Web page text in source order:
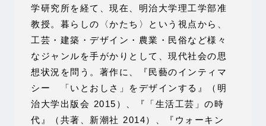
学研究所を経て、現在、明治大学理工学部准
教授。暮らしの〈かたち〉という視点から、
工芸・建築・デザイン・農業・民俗など様々
なジャンルを手がかりとして、現代社会の思
想状況を問う。著作に、『民藝のインティマ
シー 「いとおしさ」をデザインする』（明
治大学出版会 2015）、『「生活工芸」の時
代』（共著、新潮社 2014）、『ウォーキン